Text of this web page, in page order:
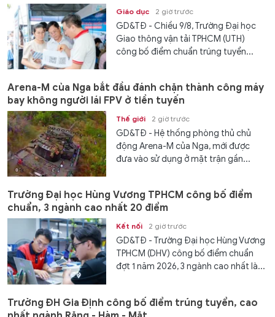
Giáo dục 2 giờ trước
GD&TĐ - Chiều 9/8, Trường Đại học
Giao thông vận tải TPHCM (UTH)
công bố điểm chuẩn trúng tuyển...
Arena-M của Nga bắt đầu đánh chặn thành công máy
bay không người lái FPV ở tiền tuyến
Thế giới 2 giờ trước
GD&TĐ - Hệ thống phòng thủ chủ
động Arena-M của Nga, mới được
đưa vào sử dụng ở mặt trận gần...
Trường Đại học Hùng Vương TPHCM công bố điểm
chuẩn, 3 ngành cao nhất 20 điểm
Kết nối 2 giờ trước
GD&TĐ - Trường Đại học Hùng Vương
TPHCM (DHV) công bố điểm chuẩn
đợt 1 năm 2026, 3 ngành cao nhất là...
Trường ĐH Gia Định công bố điểm trúng tuyển, cao